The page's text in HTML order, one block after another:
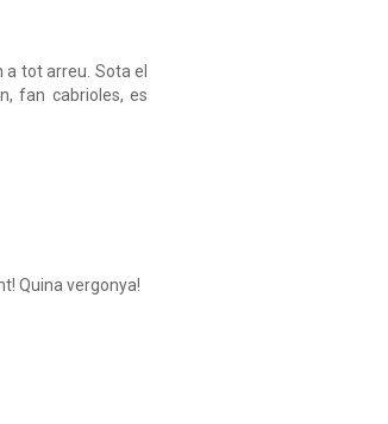
a tot arreu. Sota el
fan cabrioles, es
Quina vergonya!